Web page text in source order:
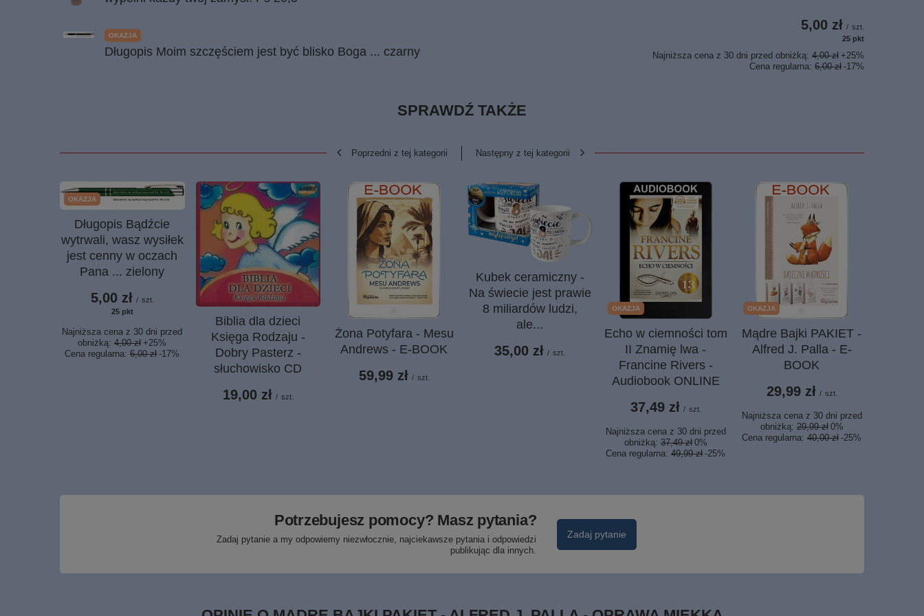
OKAZJA
Długopis Moim szczęściem jest być blisko Boga ... czarny
5,00 zł / szt.
25 pkt
Najniższa cena z 30 dni przed obniżką: 4,00 zł +25%
Cena regularna: 6,00 zł -17%
SPRAWDŹ TAKŻE
Poprzedni z tej kategorii Następny z tej kategorii
OKAZJA
Długopis Bądźcie
wytrwali, wasz wysiłek
jest cenny w oczach
Pana ... zielony
5,00 zł / szt.
25 pktpunktów
Najniższa cena z 30 dni przed
obniżką:4,00 zł +25%
Cena regularna:6,00 zł -17%
Biblia dla dzieci
Księga Rodzaju -
Dobry Pasterz -
słuchowisko CD
19,00 zł / szt.
Żona Potyfara - Mesu
Andrews - E-BOOK
59,99 zł / szt.
Kubek ceramiczny -
Na świecie jest prawie
8 miliardów ludzi,
ale...
35,00 zł / szt.
OKAZJA
Echo w ciemności tom
II Znamię lwa -
Francine Rivers -
Audiobook ONLINE
37,49 zł / szt.
Najniższa cena z 30 dni przed
obniżką: 37,49 zł 0%
Cena regularna:49,99 zł -25%
OKAZJA
Mądre Bajki PAKIET -
Alfred J. Palla - E-
BOOK
29,99 zł / szt.
Najniższa cena z 30 dni przed
obniżką:29,99 zł 0%
Cena regularna:40,00 zł -25%
Potrzebujesz pomocy? Masz pytania?
Zadaj pytanie a my odpowiemy niezwłocznie, najciekawsze pytania i odpowiedzi
publikując dla innych.
Zadaj pytanie